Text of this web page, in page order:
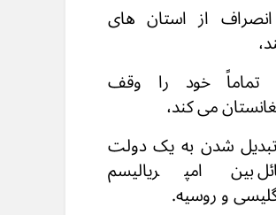
انصراف از استان های
تماماً خود را وقف
می کند،
تبدیل شدن به یک دولت
بین امپریالیسم
و روسیه.